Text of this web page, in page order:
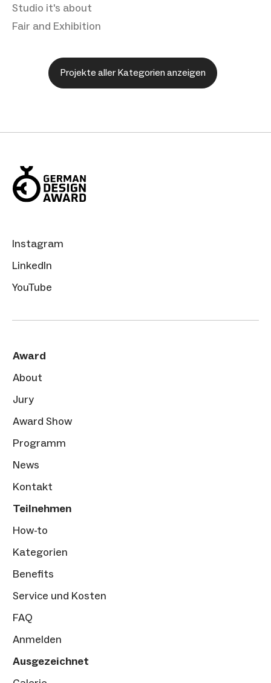
Studio it's about
Fair and Exhibition
Projekte aller Kategorien anzeigen
Instagram
LinkedIn
YouTube
Award
About
Jury
Award Show
Programm
News
Kontakt
Teilnehmen
How-to
Kategorien
Benefits
Service und Kosten
FAQ
Anmelden
Ausgezeichnet